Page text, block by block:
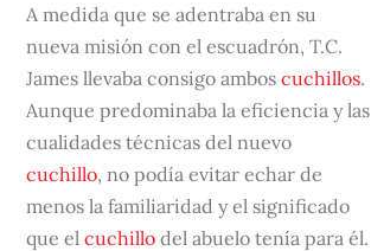
A medida que se adentraba en su
nueva misión con el escuadrón, T.C.
James llevaba consigo amboscuchillos.
Aunque predominaba la eficiencia y las
cualidades técnicas del nuevo
cuchillo, no podía evitar echar de
menos la familiaridad y el significado
que elcuchillo del abuelo tenía para él.